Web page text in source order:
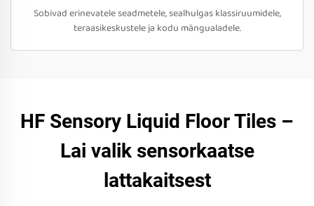
Sobivad erinevatele seadmetele, sealhulgas klassiruumidele,
teraasikeskustele ja kodu mängualadele.
HF Sensory Liquid Floor Tiles –
Lai valik sensorkaatse
lattakaitsest